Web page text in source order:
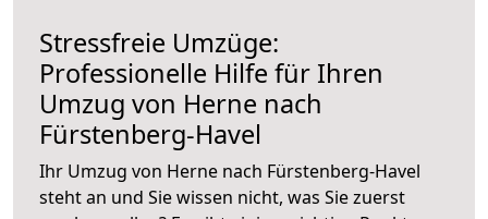
Stressfreie Umzüge:
Professionelle Hilfe für Ihren
Umzug von Herne nach
Fürstenberg-Havel
Ihr Umzug von Herne nach Fürstenberg-Havel
steht an und Sie wissen nicht, was Sie zuerst